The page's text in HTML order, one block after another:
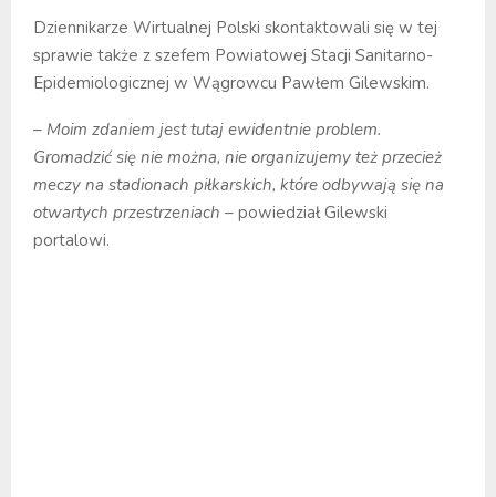
Dziennikarze Wirtualnej Polski skontaktowali się w tej
sprawie także z szefem Powiatowej Stacji Sanitarno-
Epidemiologicznej w Wągrowcu Pawłem Gilewskim.
– Moim zdaniem jest tutaj ewidentnie problem.
Gromadzić się nie można, nie organizujemy też przecież
meczy na stadionach piłkarskich, które odbywają się na
otwartych przestrzeniach – powiedział Gilewski
portalowi.